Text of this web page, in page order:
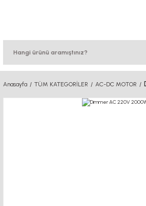
Anasayfa TÜM KATEGORİLER AC-DC MOTOR